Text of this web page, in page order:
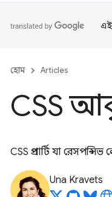
এই
হোম Articles
CSS
CSS প্রপার্টি যা
Una Kravets